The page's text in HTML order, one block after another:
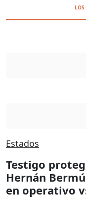
Estados
Testigo
Hernán
en operativo